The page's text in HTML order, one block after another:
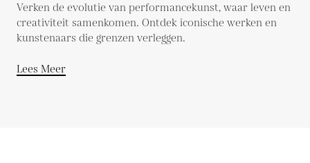
Verken de evolutie van performancekunst, waar leven en
creativiteit samenkomen. Ontdek iconische werken en
kunstenaars die grenzen verleggen.
Lees Meer